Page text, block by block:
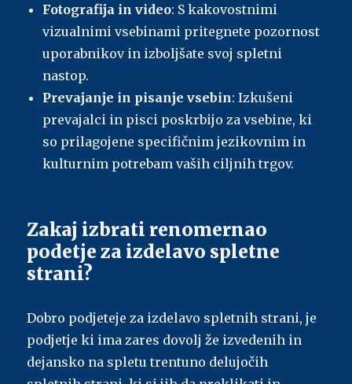
Fotografija in video: S kakovostnimi
vizualnimi vsebinami pritegnete pozornost
uporabnikov in izboljšate svoj spletni
nastop.
Prevajanje in pisanje vsebin: Izkušeni
prevajalci in pisci poskrbijo za vsebine, ki
so prilagojene specifičnim jezikovnim in
kulturnim potrebam vaših ciljnih trgov.
Zakaj izbrati renomernao
podetje za izdelavo spletne
strani?
Dobro podjeteje za izdelavo spletnih strani, je
podjetje ki ima zares dovolj že izvedenih in
dejansko na spletu trentuno delujočih